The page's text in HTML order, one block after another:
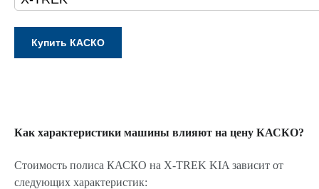
Как характеристики машины влияют на цену КАСКО?
Стоимость полиса КАСКО на X-TREK KIA зависит от
следующих характеристик: